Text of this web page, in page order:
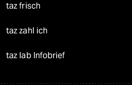
taz frisch
taz zahl ich
taz lab Infobrief